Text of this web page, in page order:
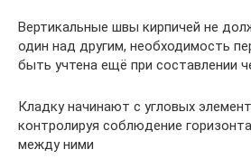
Вертикальные швы кирпичей не
один над другим, необходимость
быть учтена ещё при составлении
Кладку начинают с угловых
контролируя соблюдение
между ними